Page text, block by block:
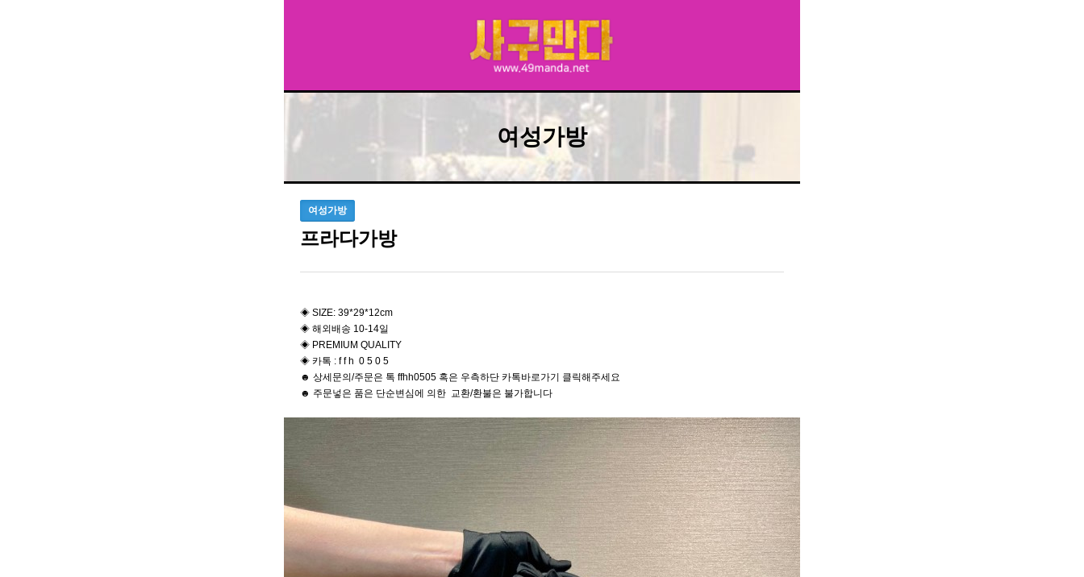
여성가방
여성가방
프라다가방
◈ SIZE: 39*29*12cm
◈ 해외배송 10-14일
◈ PREMIUM QUALITY
◈ 카톡 : f f h 0 5 0 5
☻ 상세문의/주문은 톡 ffhh0505 혹은 우측하단 카톡바로가기 클릭해주세요
☻ 주문넣은 품은 단순변심에 의한 교환/환불은 불가합니다